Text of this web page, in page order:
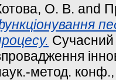
О. В. and
Сучасний
метод.